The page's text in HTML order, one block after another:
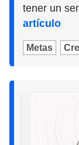
tener un
artículo
Metas